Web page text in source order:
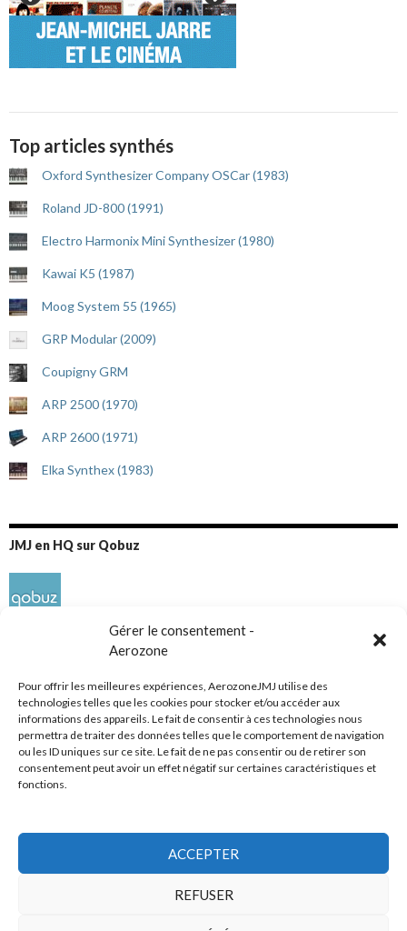
Gérer le consentement -
Aerozone
Pour offrir les meilleures expériences, AerozoneJMJ utilise des
technologies telles que les cookies pour stocker et/ou accéder aux
informations des appareils. Le fait de consentir à ces technologies nous
permettra de traiter des données telles que le comportement de navigation
ou les ID uniques sur ce site. Le fait de ne pas consentir ou de retirer son
consentement peut avoir un effet négatif sur certaines caractéristiques et
fonctions.
ACCEPTER
REFUSER
Top articles synthés
Oxford Synthesizer Company OSCar (1983)
Roland JD-800 (1991)
Electro Harmonix Mini Synthesizer (1980)
Kawai K5 (1987)
Moog System 55 (1965)
GRP Modular (2009)
Coupigny GRM
ARP 2500 (1970)
ARP 2600 (1971)
Elka Synthex (1983)
JMJ en HQ sur Qobuz
Réseaux sociaux
© Mars 2006-Août 2026